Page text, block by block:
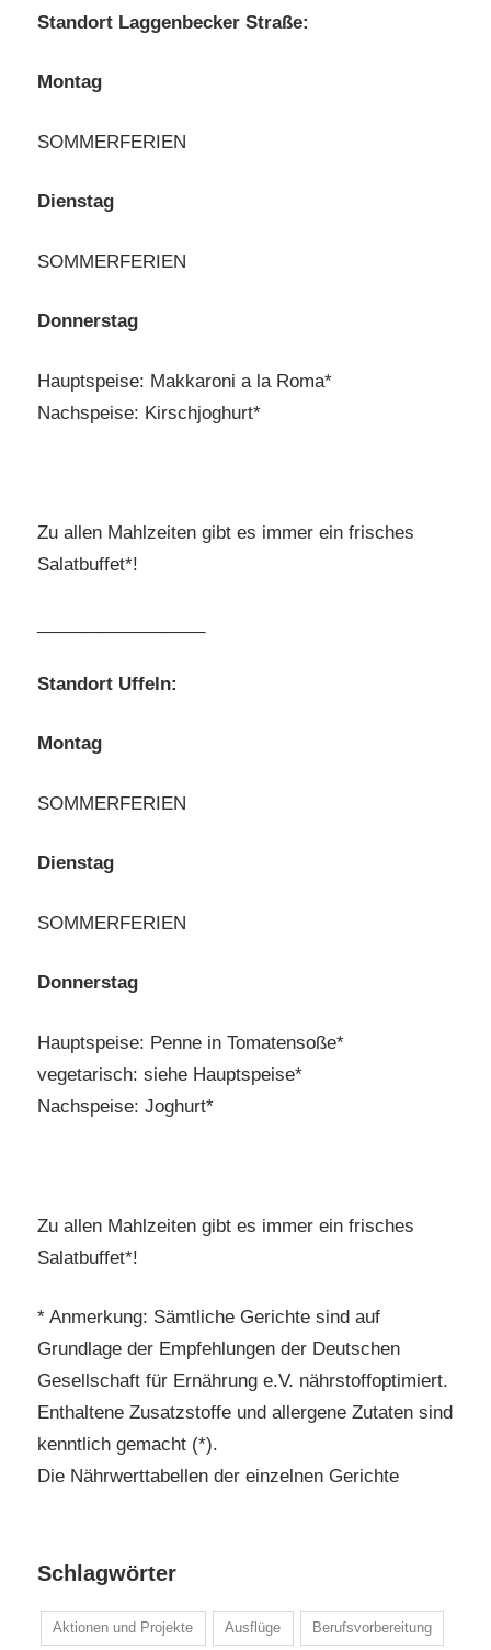
Standort Laggenbecker Straße:
Montag
SOMMERFERIEN
Dienstag
SOMMERFERIEN
Donnerstag
Hauptspeise: Makkaroni a la Roma*
Nachspeise: Kirschjoghurt*
Zu allen Mahlzeiten gibt es immer ein frisches
Salatbuffet*!
Standort Uffeln:
Montag
SOMMERFERIEN
Dienstag
SOMMERFERIEN
Donnerstag
Hauptspeise: Penne in Tomatensoße*
vegetarisch: siehe Hauptspeise*
Nachspeise: Joghurt*
Zu allen Mahlzeiten gibt es immer ein frisches
Salatbuffet*!
* Anmerkung: Sämtliche Gerichte sind auf
Grundlage der Empfehlungen der Deutschen
Gesellschaft für Ernährung e.V. nährstoffoptimiert.
Enthaltene Zusatzstoffe und allergene Zutaten sind
kenntlich gemacht (*).
Die Nährwerttabellen der einzelnen Gerichte
Schlagwörter
Aktionen und Projekte Ausflüge Berufsvorbereitung